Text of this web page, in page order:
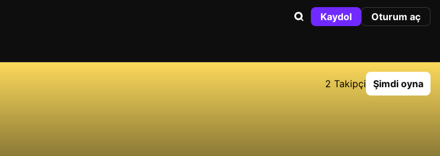
Kaydol Oturum aç
2 Takipçi Şimdi oyna